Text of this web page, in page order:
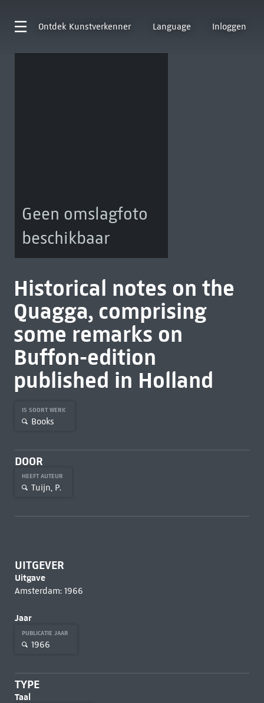
Ontdek Kunstverkenner Language Inloggen
Geen omslagfoto
beschikbaar
Historical notes on the
Quagga, comprising
some remarks on
Buffon-edition
published in Holland
IS SOORT WERK
Books
DOOR
HEEFT AUTEUR
Tuijn, P.
UITGEVER
Uitgave
Amsterdam: 1966
Jaar
PUBLICATIE JAAR
1966
TYPE
Taal